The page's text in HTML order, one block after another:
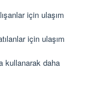
için ulaşım
için ulaşım
kullanarak daha